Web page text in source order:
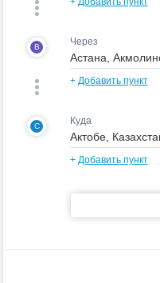
B Через
+ Добавить пункт
C Куда
+ Добавить пункт